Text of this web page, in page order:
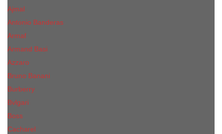
Ajmal
Antonio Banderas
Armaf
Armand Basi
Azzaro
Bruno Banani
Burberry
Bvlgari
Boss
Cacharel